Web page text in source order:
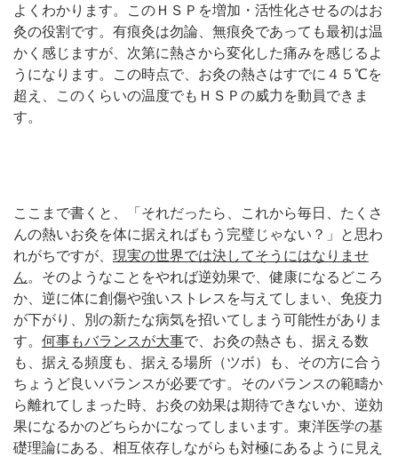
よくわかります。このＨＳＰを増加・活性化させるのはお
灸の役割です。有痕灸は勿論、無痕灸であっても最初は温
かく感じますが、次第に熱さから変化した痛みを感じるよ
うになります。この時点で、お灸の熱さはすでに４５℃を
超え、このくらいの温度でもＨＳＰの威力を動員できま
す。
ここまで書くと、「それだったら、これから毎日、たくさ
んの熱いお灸を体に据えればもう完璧じゃない？」と思わ
れがちですが、 現実の世界では決してそうにはなりませ
ん。そのようなことをやれば逆効果で、健康になるどころ
か、逆に体に創傷や強いストレスを与えてしまい、免疫力
が下がり、別の新たな病気を招いてしまう可能性がありま
す。 何事もバランスが大事で、お灸の熱さも、据える数
も、据える頻度も、据える場所（ツボ）も、その方に合う
ちょうど良いバランスが必要です。そのバランスの範疇か
ら離れてしまった時、お灸の効果は期待できないか、逆効
果になるかのどちらかになってしまいます。東洋医学の基
礎理論にある、相互依存しながらも対極にあるように見え